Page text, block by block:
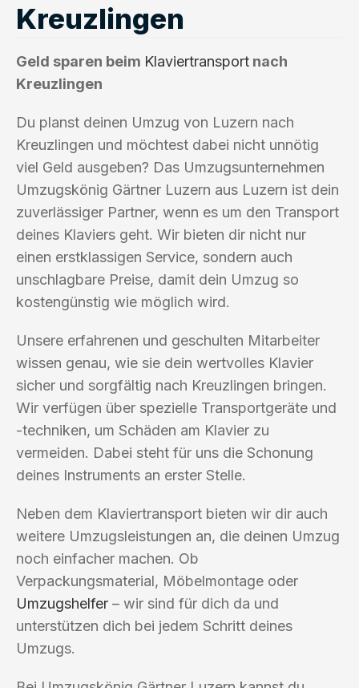
Kreuzlingen
Geld sparen beim Klaviertransport nach
Kreuzlingen
Du planst deinen Umzug von Luzern nach
Kreuzlingen und möchtest dabei nicht unnötig
viel Geld ausgeben? Das Umzugsunternehmen
Umzugskönig Gärtner Luzern aus Luzern ist dein
zuverlässiger Partner, wenn es um den Transport
deines Klaviers geht. Wir bieten dir nicht nur
einen erstklassigen Service, sondern auch
unschlagbare Preise, damit dein Umzug so
kostengünstig wie möglich wird.
Unsere erfahrenen und geschulten Mitarbeiter
wissen genau, wie sie dein wertvolles Klavier
sicher und sorgfältig nach Kreuzlingen bringen.
Wir verfügen über spezielle Transportgeräte und
-techniken, um Schäden am Klavier zu
vermeiden. Dabei steht für uns die Schonung
deines Instruments an erster Stelle.
Neben dem Klaviertransport bieten wir dir auch
weitere Umzugsleistungen an, die deinen Umzug
noch einfacher machen. Ob
Verpackungsmaterial, Möbelmontage oder
Umzugshelfer – wir sind für dich da und
unterstützen dich bei jedem Schritt deines
Umzugs.